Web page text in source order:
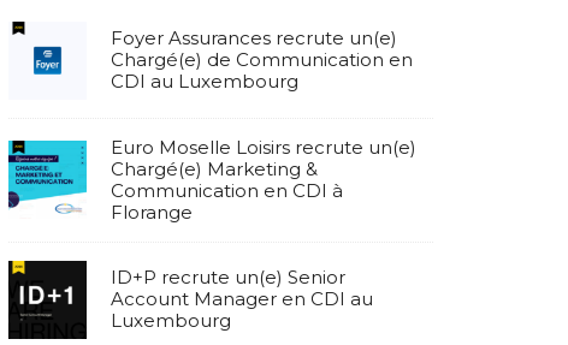
Foyer Assurances recrute un(e)
Chargé(e) de Communication en
CDI au Luxembourg
Euro Moselle Loisirs recrute un(e)
Chargé(e) Marketing &
Communication en CDI à
Florange
ID+P recrute un(e) Senior
Account Manager en CDI au
Luxembourg